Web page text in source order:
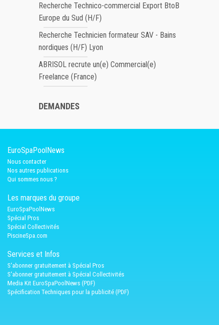
Recherche Technico-commercial Export BtoB
Europe du Sud (H/F)
Recherche Technicien formateur SAV - Bains
nordiques (H/F) Lyon
ABRISOL recrute un(e) Commercial(e)
Freelance (France)
DEMANDES
EuroSpaPoolNews
Nous contacter
Nos autres publications
Qui sommes nous ?
Les marques du groupe
EuroSpaPoolNews
Spécial Pros
Spécial Collectivités
PiscineSpa.com
Services et Infos
S'abonner gratuitement à Spécial Pros
S'abonner gratuitement à Spécial Collectivités
Media Kit EuroSpaPoolNews (PDF)
Spécification Techniques pour la publicité (PDF)